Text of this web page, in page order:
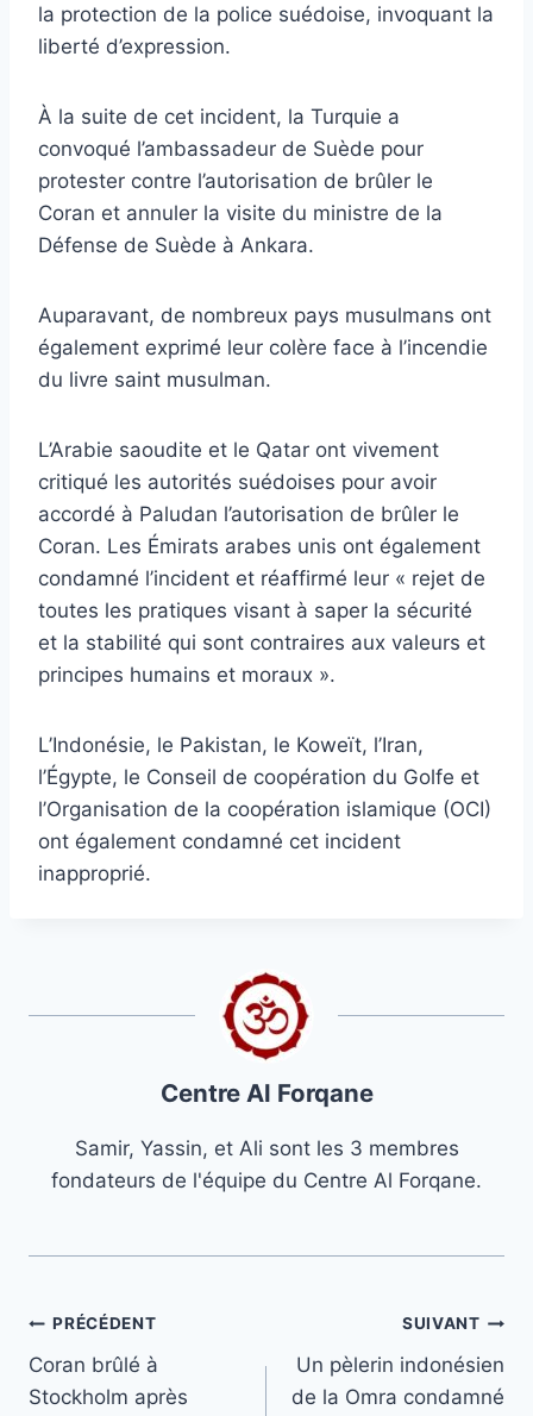
la protection de la police suédoise, invoquant la
liberté d’expression.
À la suite de cet incident, la Turquie a
convoqué l’ambassadeur de Suède pour
protester contre l’autorisation de brûler le
Coran et annuler la visite du ministre de la
Défense de Suède à Ankara.
Auparavant, de nombreux pays musulmans ont
également exprimé leur colère face à l’incendie
du livre saint musulman.
L’Arabie saoudite et le Qatar ont vivement
critiqué les autorités suédoises pour avoir
accordé à Paludan l’autorisation de brûler le
Coran. Les Émirats arabes unis ont également
condamné l’incident et réaffirmé leur « rejet de
toutes les pratiques visant à saper la sécurité
et la stabilité qui sont contraires aux valeurs et
principes humains et moraux ».
L’Indonésie, le Pakistan, le Koweït, l’Iran,
l’Égypte, le Conseil de coopération du Golfe et
l’Organisation de la coopération islamique (OCI)
ont également condamné cet incident
inapproprié.
Centre Al Forqane
Samir, Yassin, et Ali sont les 3 membres
fondateurs de l'équipe du Centre Al Forqane.
Navigation
de
PRÉCÉDENT
Coran brûlé à
Stockholm après
SUIVANT
Un pèlerin indonésien
de la Omra condamné